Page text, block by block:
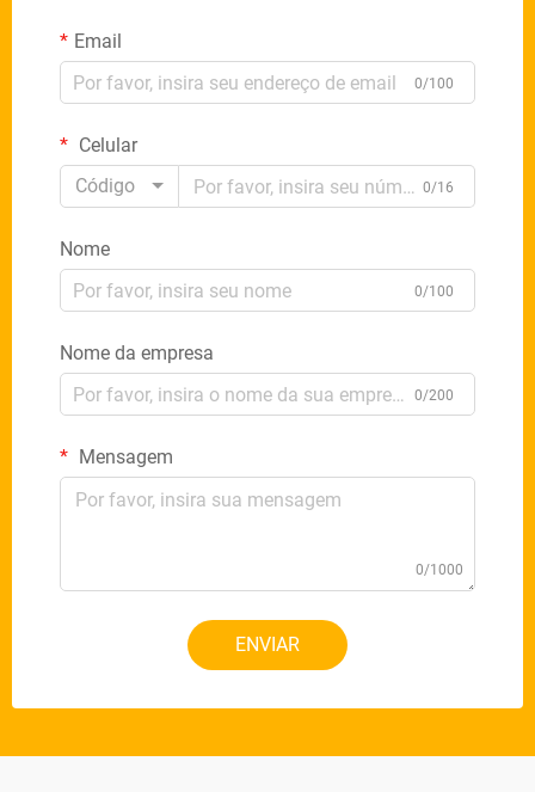
Email
0/100
Celular
Código
0/16
Nome
0/100
Nome da empresa
0/200
Mensagem
0/1000
ENVIAR